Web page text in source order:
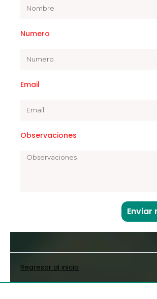
Numero
Email
Observaciones
Enviar
Regresar al inicio